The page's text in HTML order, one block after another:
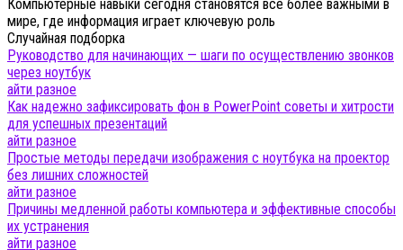
Компьютерные навыки сегодня становятся все более важными в
мире, где информация играет ключевую роль
Случайная подборка
Руководство для начинающих — шаги по осуществлению звонков
через ноутбук
айти разное
Как надежно зафиксировать фон в PowerPoint советы и хитрости
для успешных презентаций
айти разное
Простые методы передачи изображения с ноутбука на проектор
без лишних сложностей
айти разное
Причины медленной работы компьютера и эффективные способы
их устранения
айти разное